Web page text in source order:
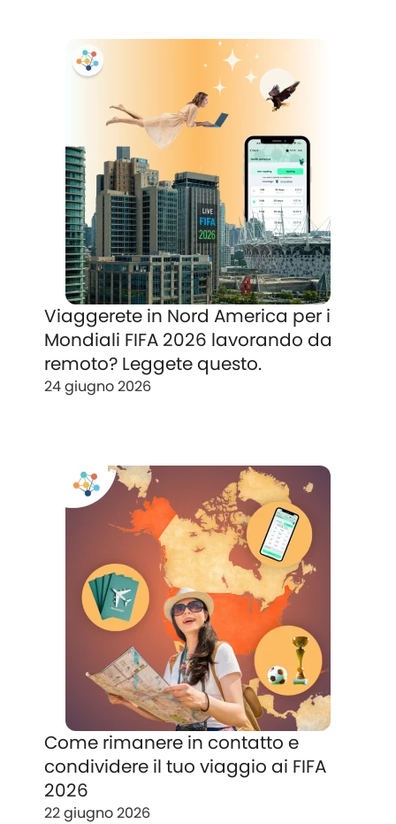
Viaggerete in Nord America per i
Mondiali FIFA 2026 lavorando da
remoto? Leggete questo.
24 giugno 2026
Come rimanere in contatto e
condividere il tuo viaggio ai FIFA
2026
22 giugno 2026